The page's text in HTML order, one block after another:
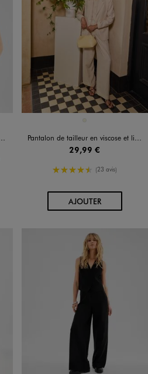
Pantalon de tailleur en viscose et lin femme
29,99 €
4.5/5 de moyenne
(23 avis)
AJOUTERAU PANIER